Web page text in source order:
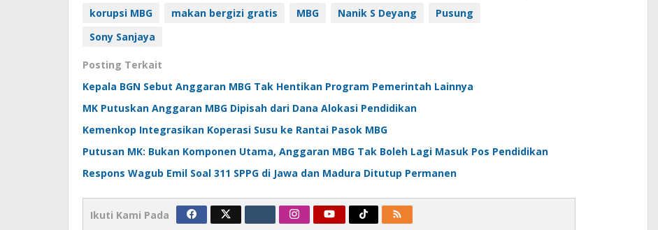
korupsi MBG
makan bergizi gratis MBG Nanik S Deyang
Pusung
Sony Sanjaya
Posting Terkait
Kepala BGN Sebut Anggaran MBG Tak Hentikan Program Pemerintah Lainnya
MK Putuskan Anggaran MBG Dipisah dari Dana Alokasi Pendidikan
Kemenkop Integrasikan Koperasi Susu ke Rantai Pasok MBG
Putusan MK: Bukan Komponen Utama, Anggaran MBG Tak Boleh Lagi Masuk Pos Pendidikan
Respons Wagub Emil Soal 311 SPPG di Jawa dan Madura Ditutup Permanen
Ikuti Kami Pada